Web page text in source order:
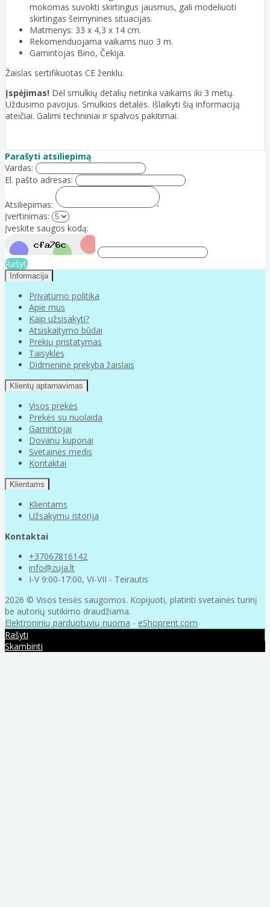
mokomas suvokti skirtingus jausmus, gali modeliuoti
skirtingas šeimynines situacijas.
Matmenys: 33 x 4,3 x 14 cm.
Rekomenduojama vaikams nuo 3 m.
Gamintojas Bino, Čekija.
Žaislas sertifikuotas CE ženklu.
Įspėjimas! Dėl smulkių detalių netinka vaikams iki 3 metų.
Uždusimo pavojus. Smulkios detalės. Išlaikyti šią informaciją
ateičiai. Galimi techniniai ir spalvos pakitimai.
Parašyti atsiliepimą
Vardas:
El. pašto adresas:
Atsiliepimas:
Įvertinimas:
Įveskite saugos kodą:
Rašyti
Informacija
Privatumo politika
Apie mus
Kaip užsisakyti?
Atsiskaitymo būdai
Prekių pristatymas
Taisyklės
Didmeninė prekyba žaislais
Klientų aptarnavimas
Visos prekės
Prekės su nuolaida
Gamintojai
Dovanų kuponai
Svetainės medis
Kontaktai
Klientams
Klientams
Užsakymų istorija
Kontaktai
+37067816142
info@zuja.lt
I-V 9:00-17:00, VI-VII - Teirautis
2026 © Visos teisės saugomos. Kopijuoti, platinti svetainės turinį
be autorių sutikimo draudžiama.
Elektroninių parduotuvių nuoma - eShoprent.com
Rašyti
Skambinti